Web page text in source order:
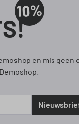
10%
en mis geen